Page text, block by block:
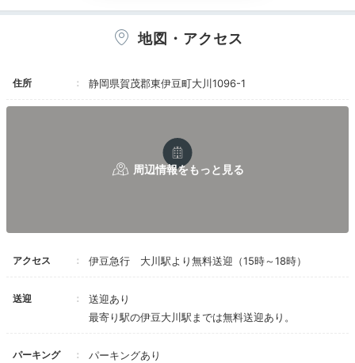
海がみえる大浴場
大露天風呂「長閑の湯」
sleepsoundlyさんの投稿
りしたり、ひたすらにのんびり過ごして、日頃の疲れを
癒しましょう。
部屋は広く、設備が整っています。タオルやドラ
でした。普通の宿での雨よりも、ずいぶん悲しい
夕食は、努力賞というところでしょうか。味が濃
ぱく、ご飯は水っぽいです。
す。晴れていれば、それでも楽しく食べられたの
かもしれません。
地図・アクセス
住所 静岡県賀茂郡東伊豆町大川1096-1
アクセス 伊豆急行 大川駅より無料送迎（15時～18時）
送迎
送迎あり
最寄り駅の伊豆大川駅までは無料送迎あり。
パーキング パーキングあり